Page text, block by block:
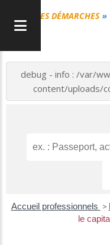
MES DÉMARCHES
debug - info : /var/
content/uploads/
Accueil professionnels >
le